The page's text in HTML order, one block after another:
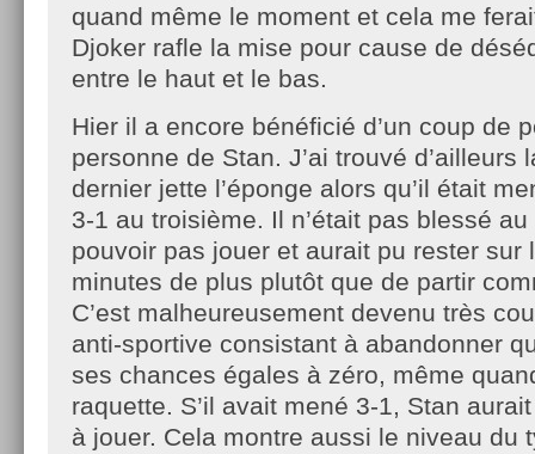
quand même le moment et cela me
Djoker rafle la mise pour cause de
entre le haut et le bas.
Hier il a encore bénéficié d’un coup de
personne de Stan. J’ai trouvé d’ailleurs
dernier jette l’éponge alors qu’il était
3-1 au troisième. Il n’était pas blessé
pouvoir pas jouer et aurait pu rester sur
minutes de plus plutôt que de partir
C’est malheureusement devenu très
anti-sportive consistant à abandonner
ses chances égales à zéro, même
raquette. S’il avait mené 3-1, Stan
à jouer. Cela montre aussi le niveau du